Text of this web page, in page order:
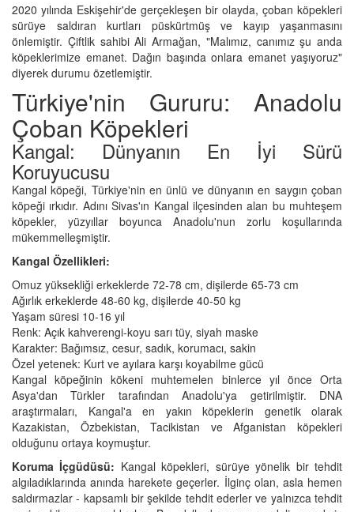
2020 yılında Eskişehir'de gerçekleşen bir olayda, çoban köpekleri
sürüye saldıran kurtları püskürtmüş ve kayıp yaşanmasını
önlemiştir. Çiftlik sahibi Ali Armağan, "Malımız, canımız şu anda
köpeklerimize emanet. Dağın başında onlara emanet yaşıyoruz"
diyerek durumu özetlemiştir.
Türkiye'nin Gururu: Anadolu
Çoban Köpekleri
Kangal: Dünyanın En İyi Sürü
Koruyucusu
Kangal köpeği, Türkiye'nin en ünlü ve dünyanın en saygın çoban
köpeği ırkıdır. Adını Sivas'ın Kangal ilçesinden alan bu muhteşem
köpekler, yüzyıllar boyunca Anadolu'nun zorlu koşullarında
mükemmelleşmiştir.
Kangal Özellikleri:
Omuz yüksekliği erkeklerde 72-78 cm, dişilerde 65-73 cm
Ağırlık erkeklerde 48-60 kg, dişilerde 40-50 kg
Yaşam süresi 10-16 yıl
Renk: Açık kahverengi-koyu sarı tüy, siyah maske
Karakter: Bağımsız, cesur, sadık, korumacı, sakin
Özel yetenek: Kurt ve ayılara karşı koyabilme gücü
Kangal köpeğinin kökeni muhtemelen binlerce yıl önce Orta
Asya'dan Türkler tarafından Anadolu'ya getirilmiştir. DNA
araştırmaları, Kangal'a en yakın köpeklerin genetik olarak
Kazakistan, Özbekistan, Tacikistan ve Afganistan köpekleri
olduğunu ortaya koymuştur.
Koruma İçgüdüsü: Kangal köpekleri, sürüye yönelik bir tehdit
algıladıklarında anında harekete geçerler. İlginç olan, asla hemen
saldırmazlar - kapsamlı bir şekilde tehdit ederler ve yalnızca tehdit